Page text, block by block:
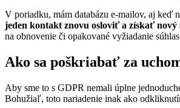
V poriadku, mám databázu e-mailov, aj keď
jeden kontakt znovu osloviť a získať nový
na obnovenie či opakované vyžiadanie
Ako sa poškriabať za
Aby sme to s GDPR nemali úplne
Bohužiaľ, toto nariadenie inak ako